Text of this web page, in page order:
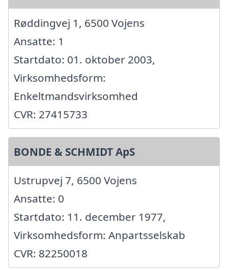
Røddingvej 1, 6500 Vojens
Ansatte: 1
Startdato: 01. oktober 2003,
Virksomhedsform:
Enkeltmandsvirksomhed
CVR: 27415733
BONDE & SCHMIDT ApS
Ustrupvej 7, 6500 Vojens
Ansatte: 0
Startdato: 11. december 1977,
Virksomhedsform: Anpartsselskab
CVR: 82250018